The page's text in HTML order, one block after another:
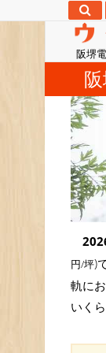
阪堺
円/坪)
軌に
いく